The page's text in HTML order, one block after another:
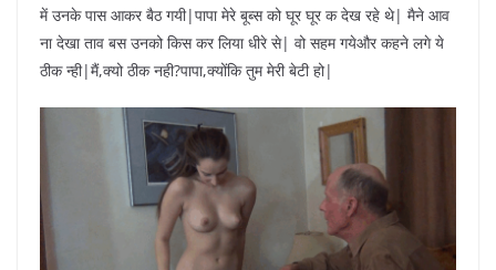
में उनके पास आकर बैठ गयी|पापा मेरे बूब्स को घूर घूर क देख रहे थे| मैने आव
ना देखा ताव बस उनको किस कर लिया धीरे से| वो सहम गयेऔर कहने लगे ये
ठीक न्ही|मैं,क्यो ठीक नही?पापा,क्योंकि तुम मेरी बेटी हो|